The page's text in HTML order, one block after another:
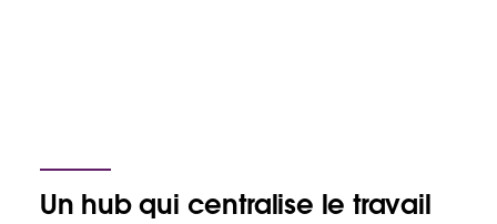
Un hub qui centralise le travail